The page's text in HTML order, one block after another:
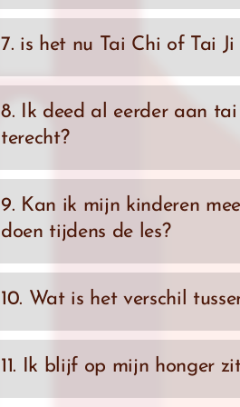
Sommige mensen hebben een goed
gevoel is van snel te groeien. Een
ze niet meteen het geduld om in de
en daar ziet men vaak het
gaan, terwijl het wat langer duurt om
jouw inzet, en vooral jouw
getraumatiseerd of vrij van trauma
nu als evident aannemen. Soortgelijk
probeert en blijft proberen tot het
te nemen om te oefenen. Niet
staan meteen dezelfde diepgang te
Dus het enige wat helpt is jouw
TJM aanraden minstens 2 keer per
meer en meer een gewoonte
werken. Ook al zoeken we van les 1
zoeken in tai ji quan. Daarom is het
meer herhaling nodig. Maar bij Tai Ji
oefenkader – het lichaam leren
binnenin gebeurt.
principes te ervaren. Deze zijn
bewegen). Zoeken naar die eenvoud
herhaling gaan patronen verschuiven
Maar veel hangt af van hoe je traint,
geregeld thuis te oefenen. In eerste
meer om de principes erin te krijgen
We begrijpen dat het voor velen het
volgen mocht je voor werk of plezier
Op jaarbasis kunnen er ook meer
familie op een andere manier bij
7. is het nu Tai Chi of Tai
gebruiken. Pinyin is namelijk het
aangeleerd.
Chinees traditioneel/
Pinyin
: tài jí quán of kortweg tai ji
Wade-Gile
s: T'ai4 Chi2 Ch'üan2
derde woord dat het wapen
hebt daarnaast nog dao
Tai Ji, met hoofdletters, wordt
zet in meer filosofische
meesters begrepen dat het leven de
taoïstische principes in de praktijk
8. Ik deed al eerder aan
terecht?
van harte welkom.
Kleine nota: ervaring toont dat
denken. Daarom hanteer het
Dat vertaalt zich als,
heb niet de verwachting
niet het geval zal zijn!
9. Kan ik mijn kinderen
doen tijdens de les?
gewoon hun eigen gang gaan. Hun
acceptatie, terwijl we leren dieper te
Als de lesuren het toelaten voor hun
10. Wat is het verschil
energiewerking, maar ze hebben
11. Ik blijf op mijn honger